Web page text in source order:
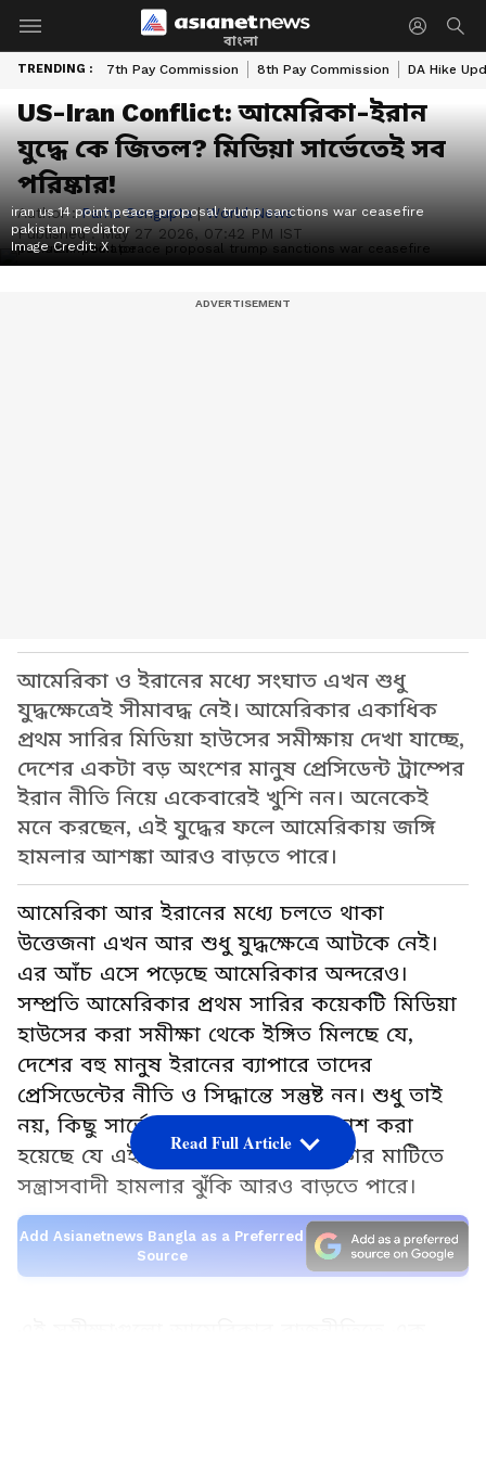
বাংলা
TRENDING : 7th Pay Commission 8th Pay Commission DA Hike
US-Iran Conflict: আমেরিকা-ইরান
যুদ্ধে কে জিতল? মিডিয়া সার্ভেতেই সব
পরিষ্কার!
Author :Parna Sengupta|World News
Published :May 27 2026, 07:42 PM IST
iran us 14 point peace proposal trump sanctions war ceasefire
pakistan mediator
Image Credit:X
আমেরিকা ও ইরানের মধ্যে সংঘাত এখন শুধু
যুদ্ধক্ষেত্রেই সীমাবদ্ধ নেই। আমেরিকার একাধিক
প্রথম সারির মিডিয়া হাউসের সমীক্ষায় দেখা যাচ্ছে,
দেশের একটা বড় অংশের মানুষ প্রেসিডেন্ট ট্রাম্পের
ইরান নীতি নিয়ে একেবারেই খুশি নন। অনেকেই
মনে করছেন, এই যুদ্ধের ফলে আমেরিকায় জঙ্গি
হামলার আশঙ্কা আরও বাড়তে পারে।
আমেরিকা আর ইরানের মধ্যে চলতে থাকা
উত্তেজনা এখন আর শুধু যুদ্ধক্ষেত্রে আটকে নেই।
এর আঁচ এসে পড়েছে আমেরিকার অন্দরেও।
সম্প্রতি আমেরিকার প্রথম সারির কয়েকটি মিডিয়া
হাউসের করা সমীক্ষা থেকে ইঙ্গিত মিলছে যে,
দেশের বহু মানুষ ইরানের ব্যাপারে তাদের
প্রেসিডেন্টের নীতি ও সিদ্ধান্তে সন্তুষ্ট নন। শুধু তাই
নয়, কিছু সার্ভেতে এমন আশঙ্কাও প্রকাশ করা
হয়েছে যে এই যুদ্ধের কারণে আমেরিকার মাটিতে
সন্ত্রাসবাদী হামলার ঝুঁকি আরও বাড়তে পারে।
Add Asianetnews Bangla as a Preferred
Source
Read Full Article